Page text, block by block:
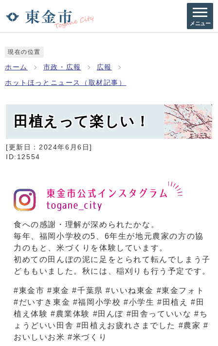
メニュー
現在の位置
ホーム 市政・広報 広報
ホットほっとニュース（取材記事）
田植えって楽しい！
[更新日： 2024年6月6日]
ID:12554
食への感謝・理解が深められたかな。
毎年、福岡小学校の5、6年生が地元農家の方の協
力のもと、米づくりを体験しています。
初めての田んぼの泥に足をとられて転んでしまう子
どももいました。秋には、稲刈りも行う予定です。
#東金市 #東金 #千葉県 #いいね東金 #東金フォト
#だいすき東金 #福岡小学校 #小学生 #田植え #田
植え体験 #農業体験 #田んぼ #田舎っていいな #ち
ょうどいい田舎 #田植えお疲れさまでした #農家 #
おいしいお米 #米づくり